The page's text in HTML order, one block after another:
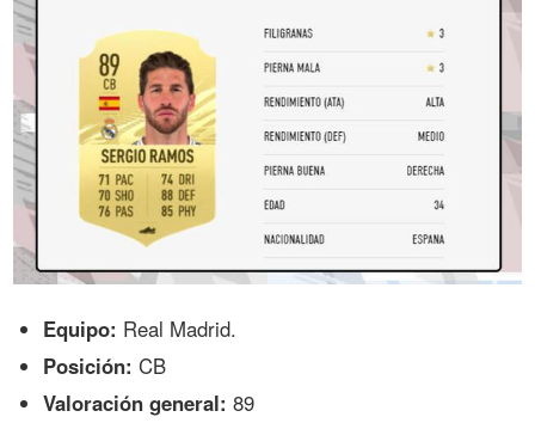
Equipo: Real Madrid.
Posición: CB
Valoración general: 89